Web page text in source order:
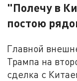
"Полечу в
постою
Главной
Трампа на
сделка с